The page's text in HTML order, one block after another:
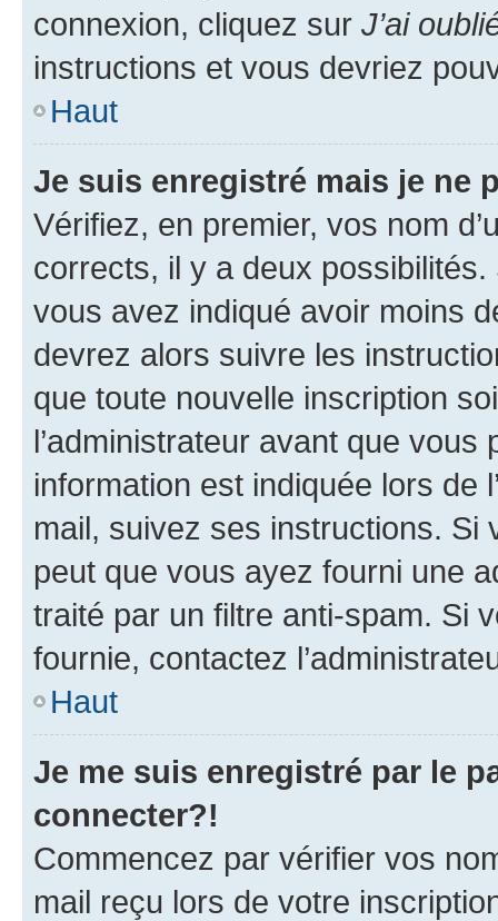
connexion, cliquez sur J’ai
instructions et vous devriez
Haut
Je suis enregistré mais je ne
Vérifiez, en premier, vos nom
corrects, il y a deux
vous avez indiqué avoir moins
devrez alors suivre les
que toute nouvelle inscription
l’administrateur avant que
information est indiquée lors de
mail, suivez ses instructions. Si
peut que vous ayez fourni une
traité par un filtre anti-spam. Si
fournie, contactez
Haut
Je me suis enregistré par le
connecter?!
Commencez par vérifier vos
mail reçu lors de votre